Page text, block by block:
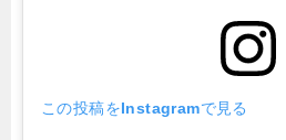
この投稿をInstagramで見る